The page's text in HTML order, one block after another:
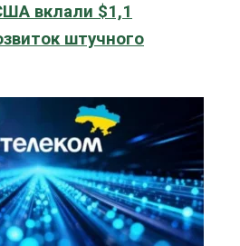
вклали $1,1
штучного